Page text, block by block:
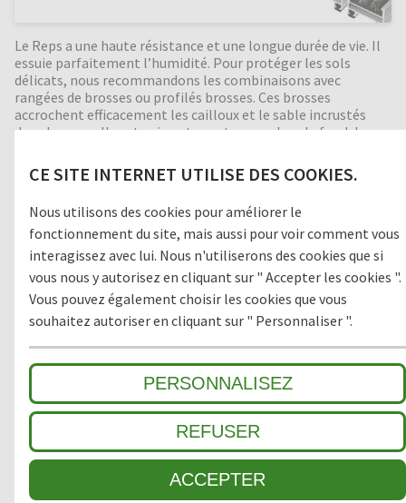
CE SITE INTERNET UTILISE DES COOKIES.
Nous utilisons des cookies pour améliorer le
fonctionnement du site, mais aussi pour voir comment vous
interagissez avec lui. Nous n'utiliserons des cookies que si
vous nous y autorisez en cliquant sur " Accepter les cookies ".
Vous pouvez également choisir les cookies que vous
souhaitez autoriser en cliquant sur " Personnaliser ".
PERSONNALISEZ
REFUSER
ACCEPTER
Le Reps a une haute résistance et une longue durée de vie. Il
essuie parfaitement l’humidité. Pour protéger les sols
délicats, nous recommandons les combinaisons avec
rangées de brosses ou profilés brosses. Ces brosses
accrochent efficacement les cailloux et le sable incrustés
dans les semelles et qui vont se retrouver dans le fond de
action de nettoyage est d’autant renforcée. Bonne isolation
phonique, indéformable, enroulable et facile à nettoyer.
moyennant supplément.
Zone de passage
ZONE INTERMÉDIAIRE
3 SALETÉ FINE / ABSORPTION HUMIDITÉ